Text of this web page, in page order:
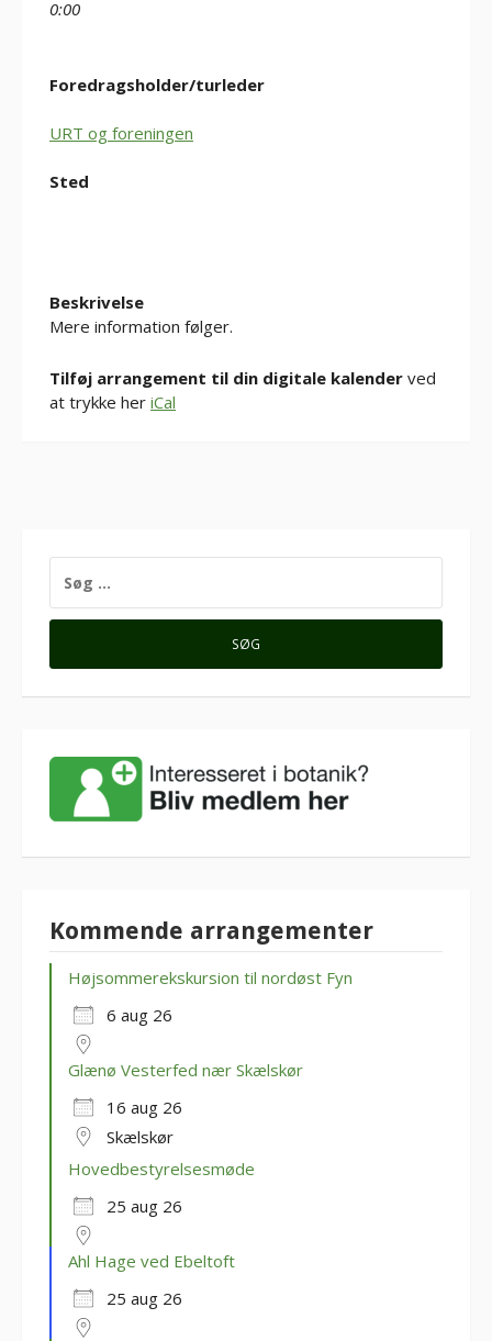
0:00
Foredragsholder/turleder
URT og foreningen
Sted
Beskrivelse
Mere information følger.
Tilføj arrangement til din digitale kalender ved
at trykke her iCal
EFTER:
Kommende arrangementer
Højsommerekskursion til nordøst Fyn
6 aug 26
Glænø Vesterfed nær Skælskør
16 aug 26
Skælskør
Hovedbestyrelsesmøde
25 aug 26
Ahl Hage ved Ebeltoft
25 aug 26